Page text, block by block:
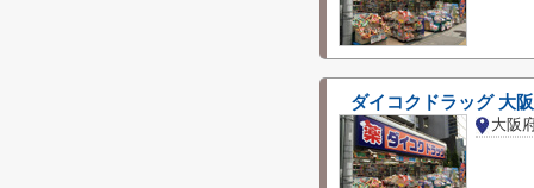
ダイコクドラッグ 大